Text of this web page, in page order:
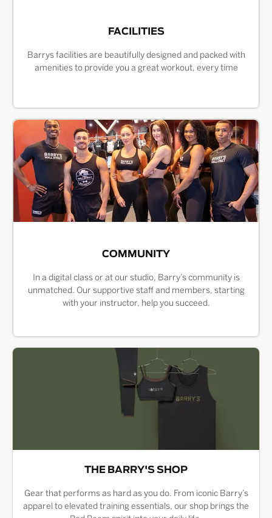
FACILITIES
Barrys facilities are beautifully designed and packed with
amenities to provide you a great workout, every time
COMMUNITY
In a digital class or at our studio, Barry’s community is
unmatched. Our supportive staff and members, starting
with your instructor, help you succeed.
THE BARRY'S SHOP
Gear that performs as hard as you do. From iconic Barry’s
apparel to elevated training essentials, our shop brings the